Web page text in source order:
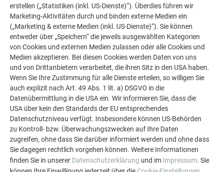
SO SCHÜTZEN SIE IHR DACH
Klicken sie sich durch die Galerie
erstellen („Statistiken (inkl. US-Dienste)“). Überdies führen wir
Marketing-Aktivitäten durch und binden externe Medien ein
(„Marketing & externe Medien (inkl. US-Dienste)“). Sie können
entweder über „Speichern“ die jeweils ausgewählten Kategorien
von Cookies und externen Medien zulassen oder alle Cookies und
Medien akzeptieren. Bei diesen Cookies werden Daten von uns
und von Drittanbietern verarbeitet, die ihren Sitz in den USA haben.
Wenn Sie Ihre Zustimmung für alle Dienste erteilen, so willigen Sie
auch explizit nach Art. 49 Abs. 1 lit. a) DSGVO in die
Datenübermittlung in die USA ein. Wir informieren Sie, dass die
USA über kein den Standards der EU entsprechendes
Datenschutzniveau verfügt. Insbesondere können US-Behörden
zu Kontroll- bzw. Überwachungszwecken auf Ihre Daten
zugreifen, ohne dass Sie darüber informiert werden und ohne dass
Sie dagegen rechtlich vorgehen können. Weitere Informationen
finden Sie in unserer Datenschutzerklärung und im Impressum. Sie